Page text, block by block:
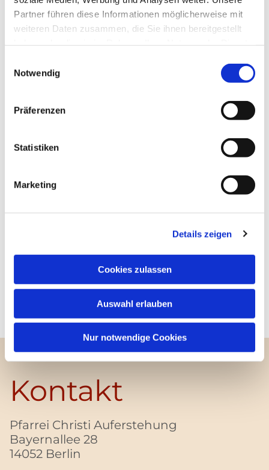
Partner führen diese Informationen möglicherweise mit
weiteren Daten zusammen, die Sie ihnen bereitgestellt
Notwendig
Präferenzen
Statistiken
Marketing
Details zeigen
Cookies zulassen
Auswahl erlauben
Nur notwendige Cookies
interessieren
Kontakt
Pfarrei Christi Auferstehung
Bayernallee 28
14052 Berlin